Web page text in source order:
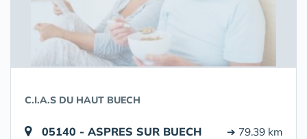
C.I.A.S DU HAUT BUECH
05140 - ASPRES SUR BUECH ➔ 79.39 km